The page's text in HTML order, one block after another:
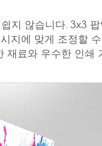
지 않습니다. 3x3
지에 맞게 조정할
재료와 우수한 인쇄